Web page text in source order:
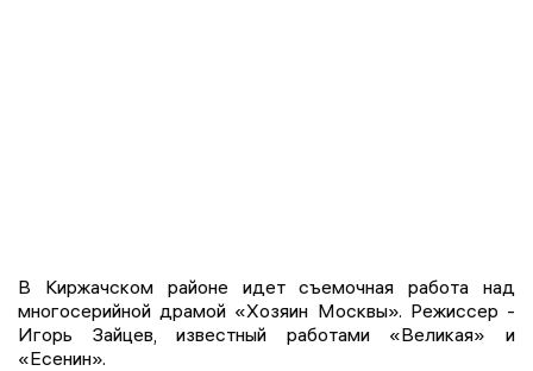
В Киржачском районе идет съемочная работа над
многосерийной драмой «Хозяин Москвы». Режиссер -
Игорь Зайцев, известный работами «Великая» и
«Есенин».